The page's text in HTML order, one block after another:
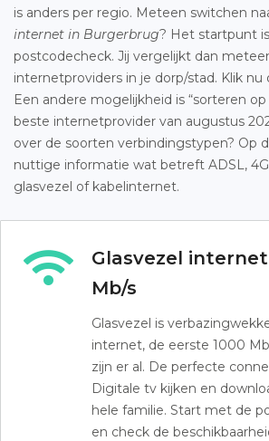
is anders per regio. Meteen switchen
internet in Burgerbrug? Het startpunt
postcodecheck. Jij vergelijkt dan
internetproviders in je dorp/stad. Klik nu
Een andere mogelijkheid is “sorteren
beste internetprovider van augustus
over de soorten verbindingstypen? Op
nuttige informatie wat betreft ADSL,
glasvezel of kabelinternet.
Glasvezel
Mb/s
Glasvezel is
internet, de eerste 1000
zijn er al. De perfecte
Digitale tv kijken en
hele familie. Start met de
en check de